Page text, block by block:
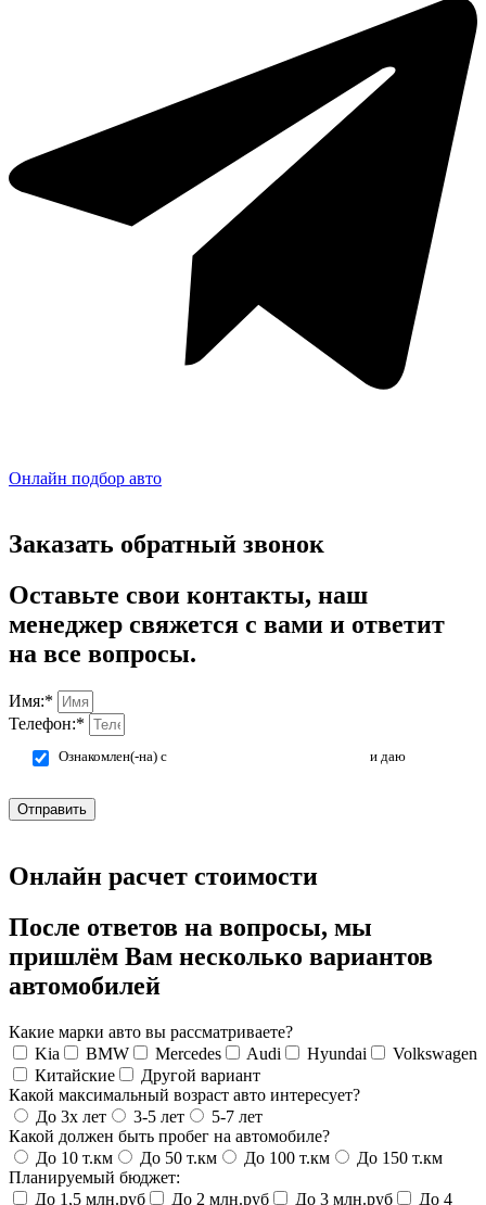
Онлайн подбор авто
Заказать обратный звонок
Оставьте свои контакты, наш
менеджер свяжется с вами и ответит
на все вопросы.
Имя:*
Телефон:*
Ознакомлен(-на) с
и даю
Отправить
Онлайн расчет стоимости
После ответов на вопросы, мы
пришлём Вам несколько вариантов
автомобилей
Какие марки авто вы рассматриваете?
Kia
BMW Mercedes Audi Hyundai
Volkswagen
Китайские
Другой вариант
Какой максимальный возраст авто интересует?
До 3х лет
3-5 лет
5-7 лет
Какой должен быть пробег на автомобиле?
До 10 т.км
До 50 т.км До 100 т.км
До 150 т.км
Планируемый бюджет:
До 1,5 млн.руб
До 2 млн.руб До 3 млн.руб До 4